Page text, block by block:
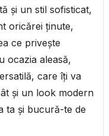
și un stil sofisticat,
oricărei ținute,
ce privește
ocazia aleasă,
care îți va
și un look modern
ta și bucură-te de